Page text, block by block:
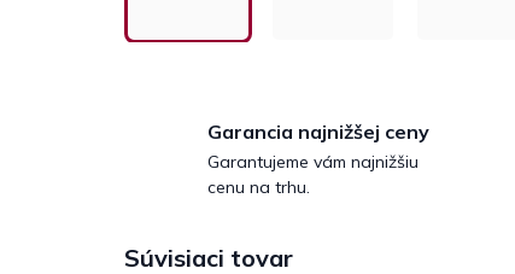
Garancia najnižšej ceny
Garantujeme vám najnižšiu
cenu na trhu.
Súvisiaci tovar